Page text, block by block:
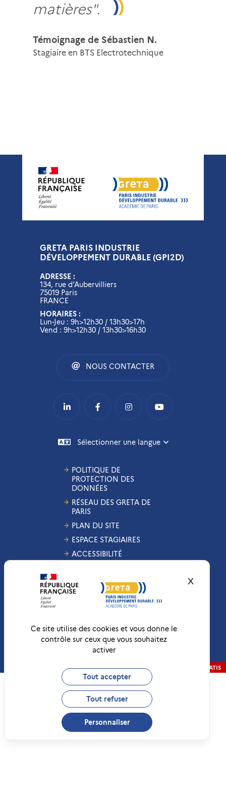
Ce site utilise des cookies et vous donne le
contrôle sur ceux que vous souhaitez
activer
Tout accepter
Tout refuser
Personnaliser
X
matières".
Témoignage de Sébastien N.
Stagiaire en BTS Electrotechnique
GRETA PARIS INDUSTRIE
DÉVELOPPEMENT DURABLE (GPI2D)
ADRESSE :
134, rue d’Aubervilliers
75019 Paris
FRANCE
HORAIRES :
Lun-Jeu : 9h>12h30 / 13h30>17h
Vend : 9h>12h30 / 13h30>16h30
NOUS CONTACTER
Sélectionner une langue
POLITIQUE DE
PROTECTION DES
DONNÉES
RÉSEAU DES GRETA DE
PARIS
PLAN DU SITE
ESPACE STAGIAIRES
ACCESSIBILITÉ
CONDITIONS
GÉNÉRALES DE VENTE
MENTIONS LÉGALES
STRATIS